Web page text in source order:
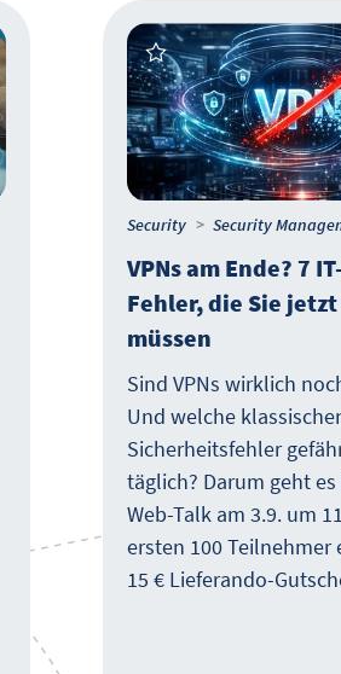
Security Security
VPNs am Ende? 7
Fehler, die Sie
müssen
Sind VPNs wirklich
Und welche
Sicherheitsfehler
täglich? Darum geht
Web-Talk am 3.9. um
ersten 100 Teilnehmer
15 € Lieferando-